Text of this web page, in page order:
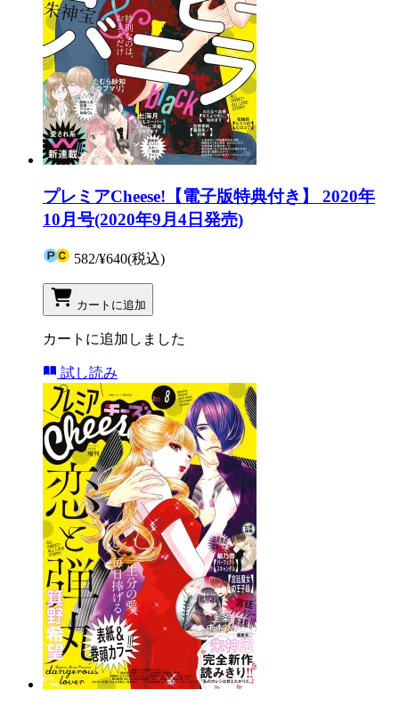
プレミアCheese!【電子版特典付き】 2020年
10月号(2020年9月4日発売)
582/¥640(税込)
カートに追加
カートに追加しました
試し読み